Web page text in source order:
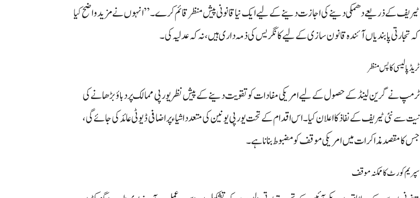
ٹیریف کے ذریعے دھمکی دینے کی اجازت دینے کے لیے ایک نیا قانونی پیش منظر قائم کرے۔” انہوں نے مزید واضح کیا
کہ تجارتی پابندیاں آئندہ قانون سازی کے لیے کانگریس کی ذمہ داری ہیں، نہ کہ عدلیہ کی۔
ٹریڈ پالیسی کا پس منظر
ٹرمپ نے گرین لینڈ کے حصول کے لیے امریکی مفادات کو تقویت دینے کے پیش نظر یورپی ممالک پر دباؤ بڑھانے کی
نیت سے نئی ٹیریف کے نفاذ کا اعلان کیا۔ اس اقدام کے تحت یورپی یونین کی متعدد اشیاء پر اضافی ڈیوٹی عائد کی جائے گی،
جس کا مقصد مذاکرات میں امریکی موقف کو مضبوط بنانا ہے۔
سپریم کورٹ کا ممکنہ موقف